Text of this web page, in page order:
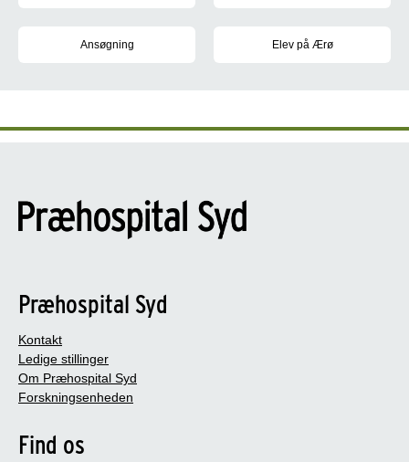
Ansøgning Elev på Ærø
Præhospital Syd
Kontakt
Ledige stillinger
Om Præhospital Syd
Forskningsenheden
Find os